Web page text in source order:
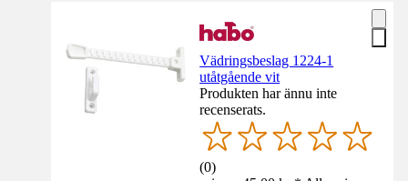
Vädringsbeslag 1224-1
utåtgående vit
Produkten har ännu inte
recenserats.
(0)